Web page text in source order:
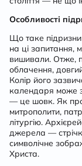
Особливості
Що таке
на ці запитання,
вишивали. Отже,
облачення,
Колір його
календаря може
— це шовк. Як
митрополити,
літургію.
джерела —
символічне
Христа.